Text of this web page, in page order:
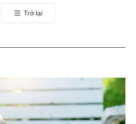
톡
공
기
Trở lại